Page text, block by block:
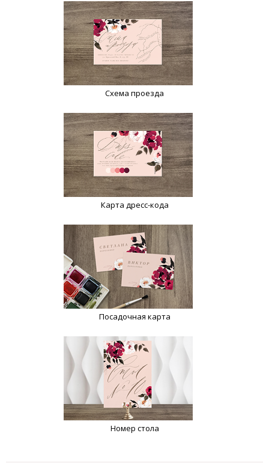
Схема проезда
Карта дресс-кода
Посадочная карта
Номер стола